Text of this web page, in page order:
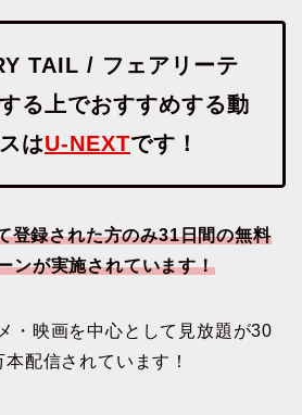
TAIL / フェアリーテ
る上でおすすめする動
はU-NEXTです！
登録された方のみ31日間の無料
ンが実施されています！
・映画を中心として見放題が30
配信されています！